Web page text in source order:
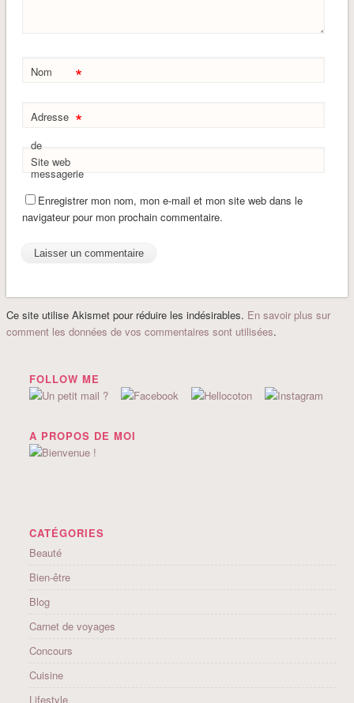
Nom *
Adresse
de
messagerie
*
Site web
Enregistrer mon nom, mon e-mail et mon site web dans le
navigateur pour mon prochain commentaire.
Ce site utilise Akismet pour réduire les indésirables. En savoir plus sur
comment les données de vos commentaires sont utilisées.
FOLLOW ME
A PROPOS DE MOI
CATÉGORIES
Beauté
Bien-être
Blog
Carnet de voyages
Concours
Cuisine
Lifestyle